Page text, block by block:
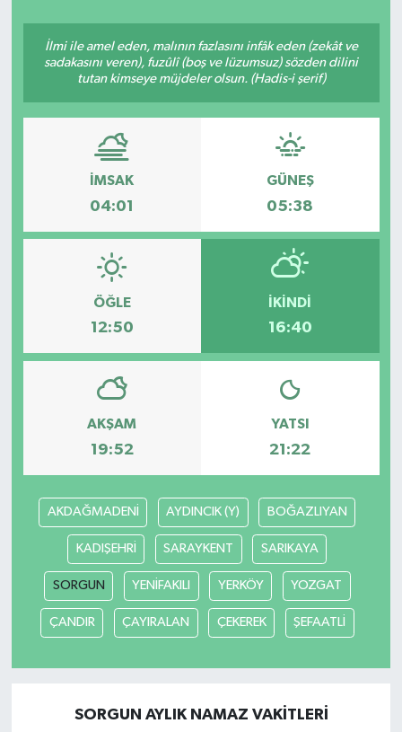
İlmi ile amel eden, malının fazlasını infâk eden (zekât ve
sadakasını veren), fuzûlî (boş ve lüzumsuz) sözden dilini
tutan kimseye müjdeler olsun. (Hadis-i şerif)
İMSAK
04:01
GÜNEŞ
05:38
ÖĞLE
12:50
İKINDI
16:40
AKŞAM
19:52
YATSI
21:22
AKDAĞMADENİ AYDINCIK (Y) BOĞAZLIYAN
KADIŞEHRİ SARAYKENT SARIKAYA
SORGUN YENİFAKILI YERKÖY YOZGAT
ÇANDIR ÇAYIRALAN ÇEKEREK ŞEFAATLİ
SORGUN AYLIK NAMAZ VAKITLERI